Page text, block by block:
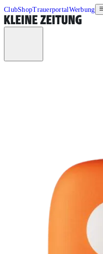
ClubShopTrauerportalWerbung